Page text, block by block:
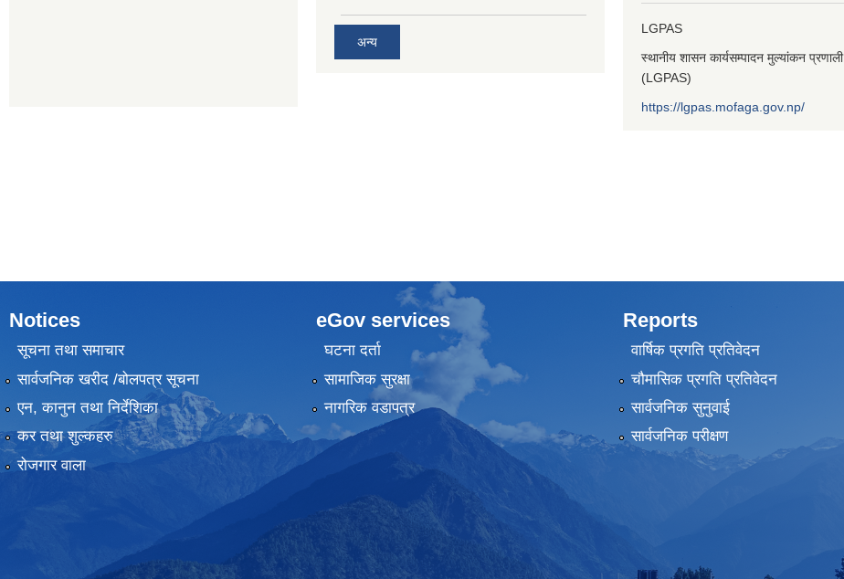
अन्य
LGPAS
स्थानीय शासन कार्यसम्पादन मुल्यांकन प्रणाली
(LGPAS)
https://lgpas.mofaga.gov.np/
Notices
सूचना तथा समाचार
सार्वजनिक खरीद /बोलपत्र सूचना
एन, कानुन तथा निर्देशिका
कर तथा शुल्कहरु
रोजगार वाला
eGov services
घटना दर्ता
सामाजिक सुरक्षा
नागरिक वडापत्र
Reports
वार्षिक प्रगति प्रतिवेदन
चौमासिक प्रगति प्रतिवेदन
सार्वजनिक सुनुवाई
सार्वजनिक परीक्षण